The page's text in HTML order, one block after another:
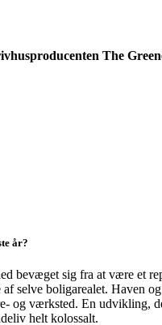
The
år?
bevæget sig fra at være et
selve boligarealet. Haven og
og værksted. En udvikling,
helt kolossalt.